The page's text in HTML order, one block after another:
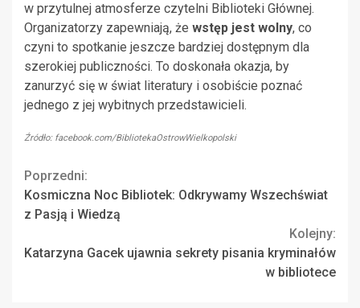
w przytulnej atmosferze czytelni Biblioteki Głównej.
Organizatorzy zapewniają, że wstęp jest wolny, co
czyni to spotkanie jeszcze bardziej dostępnym dla
szerokiej publiczności. To doskonała okazja, by
zanurzyć się w świat literatury i osobiście poznać
jednego z jej wybitnych przedstawicieli.
Źródło: facebook.com/BibliotekaOstrowWielkopolski
Continue
Reading
Poprzedni:
Kosmiczna Noc Bibliotek: Odkrywamy Wszechświat
z Pasją i Wiedzą
Kolejny:
Katarzyna Gacek ujawnia sekrety pisania kryminałów
w bibliotece